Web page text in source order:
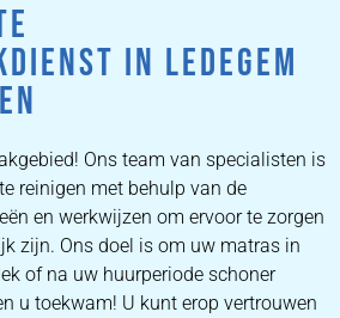
IN LEDEGEM
Ons team van specialisten is
reinigen met behulp van de
en werkwijzen om ervoor te zorgen
zijn. Ons doel is om uw matras in
of na uw huurperiode schoner
u toekwam! U kunt erop vertrouwen